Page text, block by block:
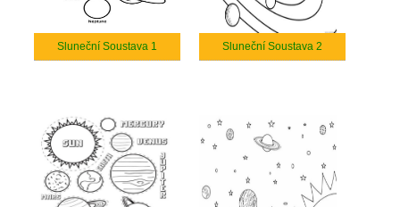
Sluneční Soustava 1 Sluneční Soustava 2